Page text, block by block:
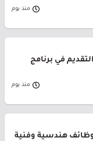
منذ يوم
في برنامج
منذ يوم
وظائف هندسية وفنية